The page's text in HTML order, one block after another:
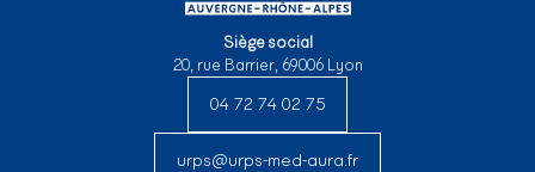
Siège social
20, rue Barrier, 69006 Lyon
04 72 74 02 75
urps@urps-med-aura.fr